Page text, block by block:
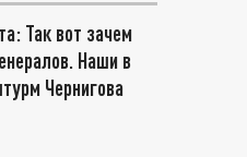
Так вот зачем
Наши в
Чернигова